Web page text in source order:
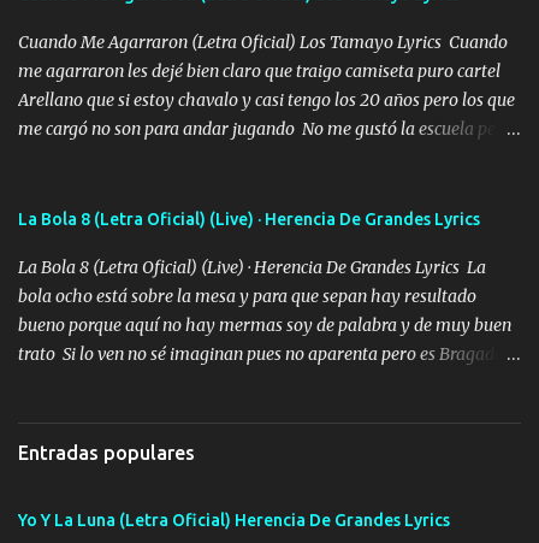
Cuando Me Agarraron (Letra Oficial) Los Tamayo Lyrics Cuando
me agarraron les dejé bien claro que traigo camiseta puro cartel
Arellano que si estoy chavalo y casi tengo los 20 años pero los que
me cargó no son para andar jugando No me gustó la escuela pero
firme el legado que si como me llamó varios ya se han preguntado
fajado y mi R terciado me van a ver allá por TJ para un licenciado
mando un abrazo andamos al cien Choritas también Música
Ando en la colonia bien acelerado traigo un M2 que nunca me ha
fallado para mi compadre mandó un fuerte abrazo también al
tomando con mujeres hermosas y botellas destapando siempre
bien cuidado bien atrabancado y a los que me conocen ya saben de
La Bola 8 (Letra Oficial) (Live) · Herencia De Grandes Lyrics
La Bola 8 (Letra Oficial) (Live) · Herencia De Grandes Lyrics La
bola ocho está sobre la mesa y para que sepan hay resultado
bueno porque aquí no hay mermas soy de palabra y de muy buen
trato Si lo ven no sé imaginan pues no aparenta pero es Bragado a
lo primero que cualquier cosa es un gran regalo Siempre me van a
ver solo más no ando solo ai ta el aparato con cargador extendido
cuidan los santos y mi Dios cada día con mas ganas le doy todo
Entradas populares
Yo Y La Luna (Letra Oficial) Herencia De Grandes Lyrics